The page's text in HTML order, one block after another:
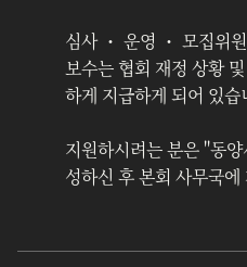
심사 ・ 운영 ・ 모집위
보수는 협회 재정 상황
하게 지급하게 되어 있습
지원하시려는 분은 "동
성하신 후 본회 사무국